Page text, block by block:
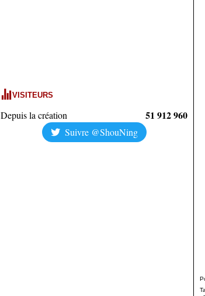
VISITEURS
Depuis la création 51 912 960
Suivre @ShouNing